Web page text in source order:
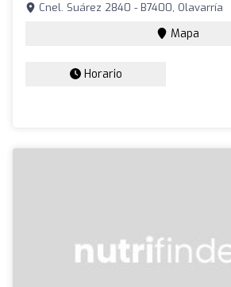
Cnel. Suárez 2840 - B7400, Olavarría
Mapa
Horario